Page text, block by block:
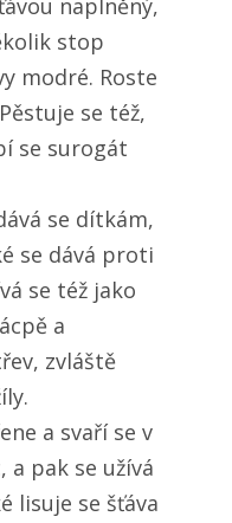
naplněný,
stop
modré. Roste
se též,
se surogát
se dítkám,
se dává proti
se též jako
a
zvláště
a svaří se v
a pak se užívá
lisuje se šťáva